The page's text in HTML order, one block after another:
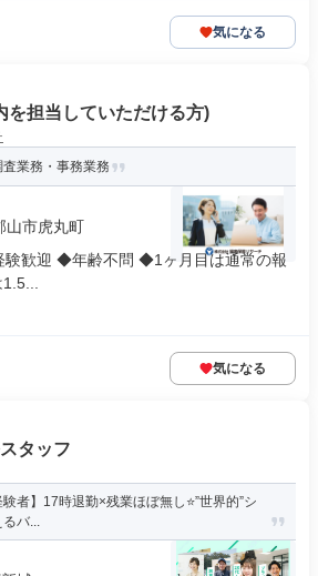
気になる
を担当していただける方)
業務・事務業務
山市虎丸町
験歓迎 ◆年齢不問 ◆1ヶ月目は通常の報
気になる
タッフ
験者】17時退勤×残業ほぼ無し⭐”世界的”シ
るバ...